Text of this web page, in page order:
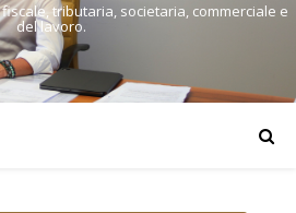
tributaria, societaria, commerciale e
del lavoro.